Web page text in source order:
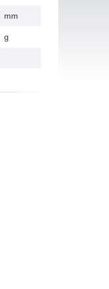
mm
g